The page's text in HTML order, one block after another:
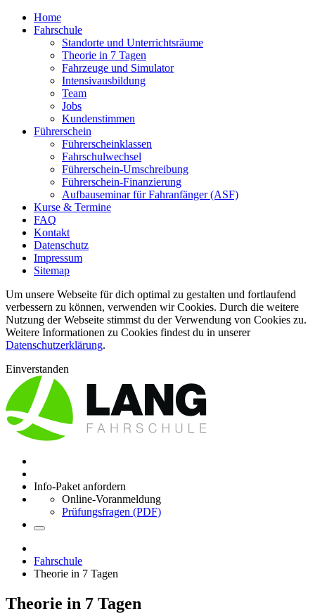
Home
Fahrschule
Standorte und Unterrichtsräume
Theorie in 7 Tagen
Fahrzeuge und Simulator
Intensivausbildung
Team
Jobs
Kundenstimmen
Führerschein
Führerscheinklassen
Fahrschulwechsel
Führerschein-Umschreibung
Führerschein-Finanzierung
Aufbauseminar für Fahranfänger (ASF)
Kurse & Termine
FAQ
Kontakt
Datenschutz
Impressum
Sitemap
Um unsere Webseite für dich optimal zu gestalten und fortlaufend
verbessern zu können, verwenden wir Cookies. Durch die weitere
Nutzung der Webseite stimmst du der Verwendung von Cookies zu.
Weitere Informationen zu Cookies findest du in unserer
Datenschutzerklärung.
Einverstanden
Info-Paket anfordern
Online-Voranmeldung
Prüfungsfragen (PDF)
Fahrschule
Theorie in 7 Tagen
Theorie in 7 Tagen